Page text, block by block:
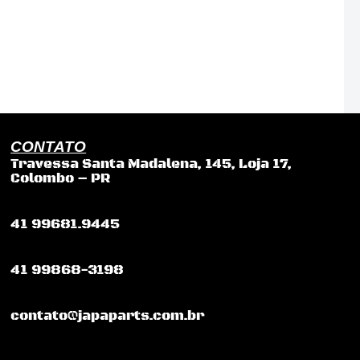
CONTATO
Travessa Santa Madalena, 145, Loja 17,
Colombo – PR
41 99681.9445
41 99868-3198
contato@japaparts.com.br